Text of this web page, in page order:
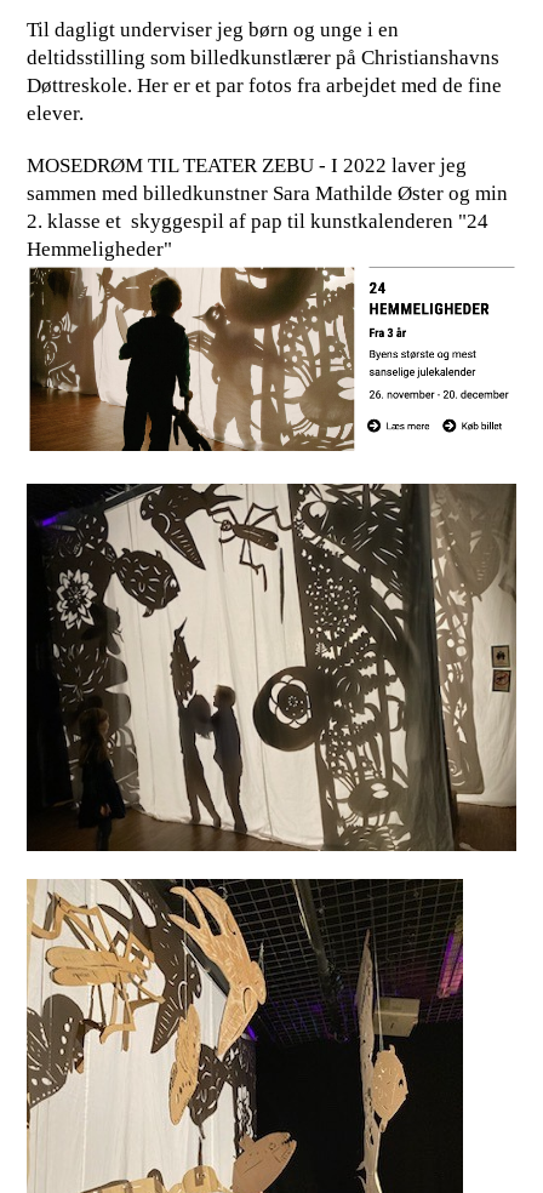
Til dagligt underviser jeg børn og unge i en
deltidsstilling som billedkunstlærer på Christianshavns
Døttreskole. Her er et par fotos fra arbejdet med de fine
elever.
MOSEDRØM TIL TEATER ZEBU - I 2022 laver jeg
sammen med billedkunstner Sara Mathilde Øster og min
2. klasse et skyggespil af pap til kunstkalenderen "24
Hemmeligheder"